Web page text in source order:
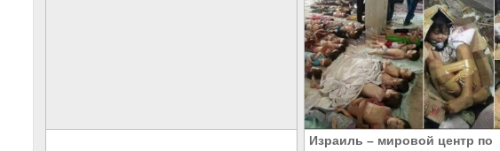
Израиль – мировой центр по